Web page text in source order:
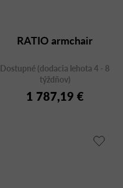
RATIO armchair
Dostupné (dodacia lehota 4 - 8
týždňov)
1 787,19 €